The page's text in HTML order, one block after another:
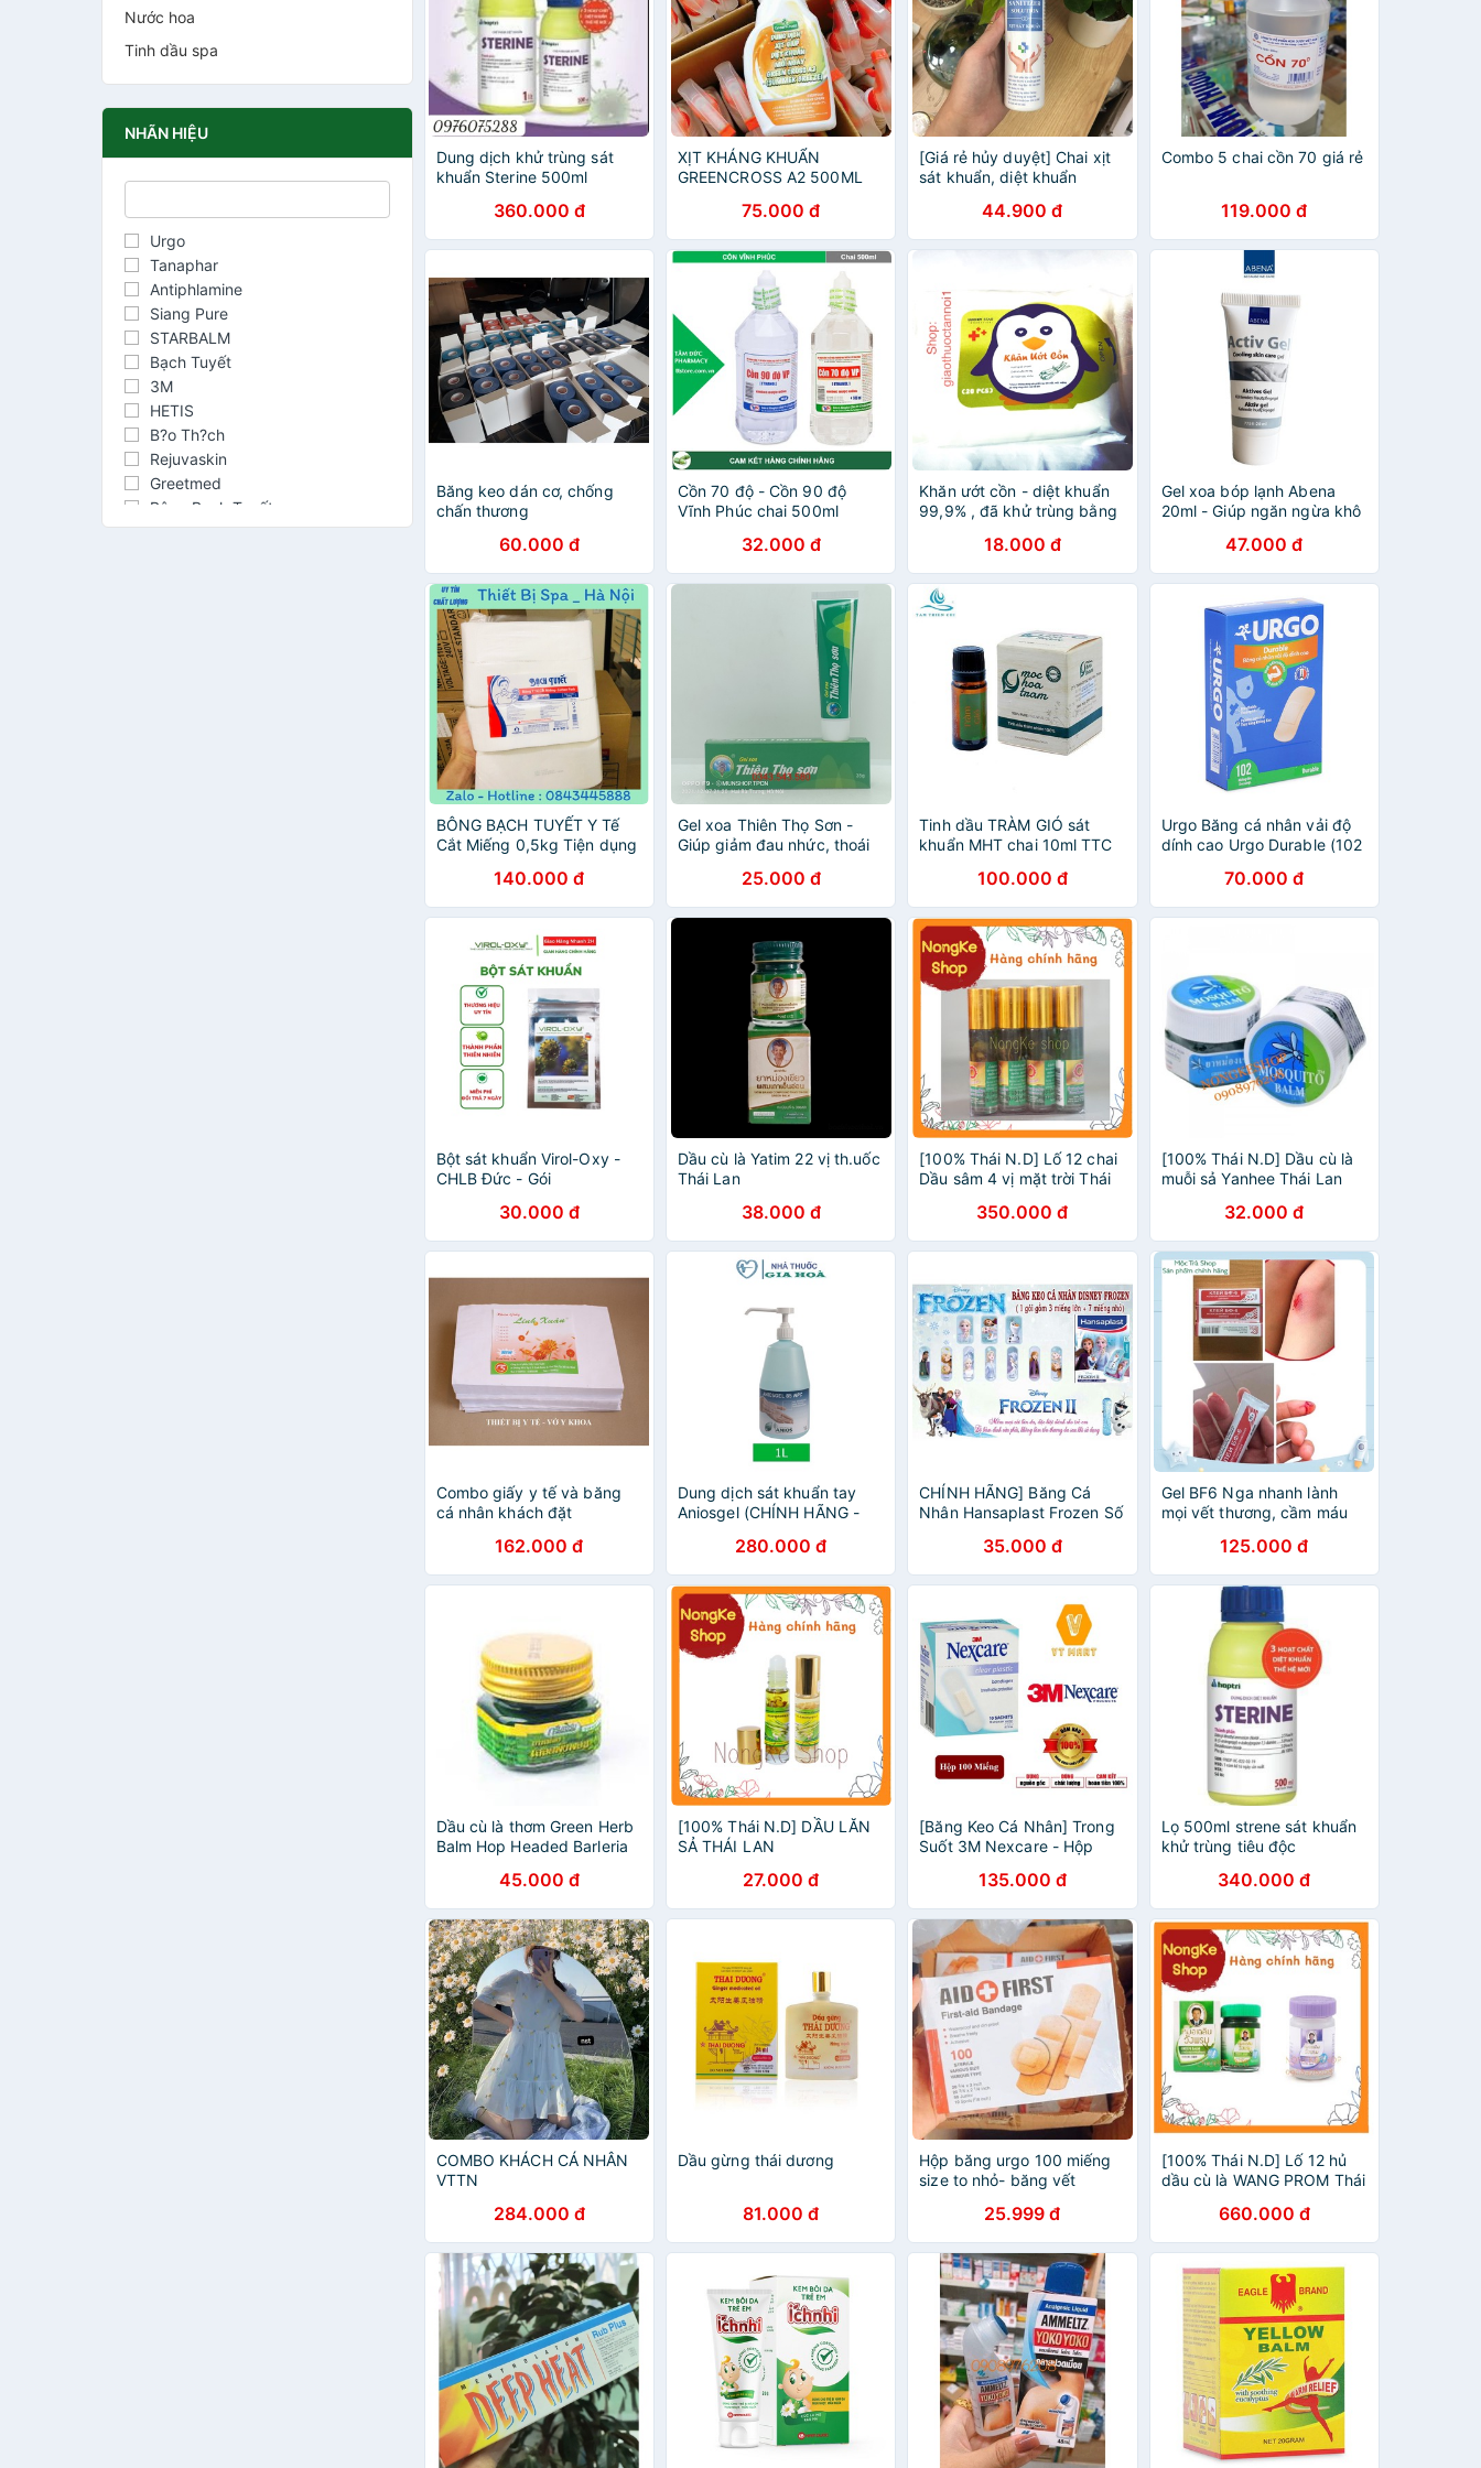
Nước hoa
Tinh dầu spa
NHÃN HIỆU
Urgo
Tanaphar
Antiphlamine
Siang Pure
STARBALM
Bạch Tuyết
3M
HETIS
B?o Th?ch
Rejuvaskin
Greetmed
Bông Bạch Tuyết
Tiger Balm
Dung dịch khử trùng sát
khuẩn Sterine 500ml
360.000 đ
XỊT KHÁNG KHUẨN
GREENCROSS A2 500ML
75.000 đ
[Giá rẻ hủy duyệt] Chai xịt
sát khuẩn, diệt khuẩn
44.900 đ
Combo 5 chai cồn 70 giá rẻ
119.000 đ
Băng keo dán cơ, chống
chấn thương
60.000 đ
Cồn 70 độ - Cồn 90 độ
Vĩnh Phúc chai 500ml
32.000 đ
Khăn ướt cồn - diệt khuẩn
99,9% , đã khử trùng bằng
viện pasteur18.000 đ
Gel xoa bóp lạnh Abena
20ml - Giúp ngăn ngừa khô
động bị đau cơ, cho người
suy dãn tĩnh mạch
47.000 đ
BÔNG BẠCH TUYẾT Y Tế
Cắt Miếng 0,5kg Tiện dụng
140.000 đ
Gel xoa Thiên Thọ Sơn -
Giúp giảm đau nhức, thoái
25.000 đ
Tinh dầu TRÀM GIÓ sát
khuẩn MHT chai 10ml TTC
100.000 đ
Urgo Băng cá nhân vải độ
dính cao Urgo Durable (102
70.000 đ
Bột sát khuẩn Virol-Oxy -
CHLB Đức - Gói
30.000 đ
Dầu cù là Yatim 22 vị th.uốc
Thái Lan
38.000 đ
[100% Thái N.D] Lố 12 chai
Dầu sâm 4 vị mặt trời Thái
350.000 đ
[100% Thái N.D] Dầu cù là
muỗi sả Yanhee Thái Lan
32.000 đ
Combo giấy y tế và băng
cá nhân khách đặt
162.000 đ
Dung dịch sát khuẩn tay
Aniosgel (CHÍNH HÃNG -
280.000 đ
CHÍNH HÃNG] Băng Cá
Nhân Hansaplast Frozen Số
35.000 đ
Gel BF6 Nga nhanh lành
mọi vết thương, cầm máu
125.000 đ
Dầu cù là thơm Green Herb
Balm Hop Headed Barleria
45.000 đ
[100% Thái N.D] DẦU LĂN
SẢ THÁI LAN
27.000 đ
[Băng Keo Cá Nhân] Trong
Suốt 3M Nexcare - Hộp
HIBUVTAUTO135.000 đ
Lọ 500ml strene sát khuẩn
khử trùng tiêu độc
340.000 đ
COMBO KHÁCH CÁ NHÂN
VTTN
284.000 đ
Dầu gừng thái dương
81.000 đ
Hộp băng urgo 100 miếng
size to nhỏ- băng vết
25.999 đ
[100% Thái N.D] Lố 12 hủ
dầu cù là WANG PROM Thái
660.000 đ